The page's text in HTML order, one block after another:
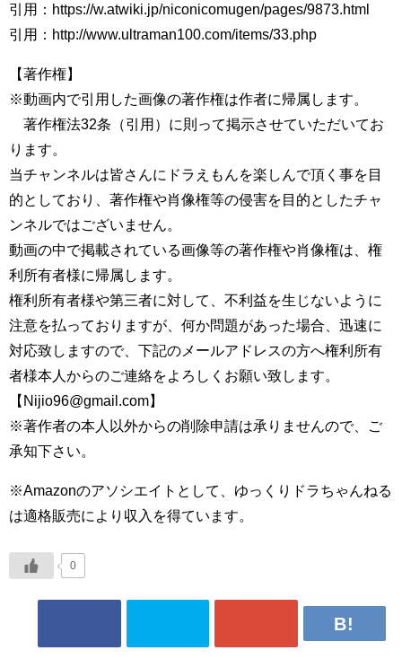
引用：https://w.atwiki.jp/niconicomugen/pages/9873.html
引用：http://www.ultraman100.com/items/33.php
【著作権】
※動画内で引用した画像の著作権は作者に帰属します。
著作権法32条（引用）に則って掲示させていただいてお
ります。
当チャンネルは皆さんにドラえもんを楽しんで頂く事を目
的としており、著作権や肖像権等の侵害を目的としたチャ
ンネルではございません。
動画の中で掲載されている画像等の著作権や肖像権は、権
利所有者様に帰属します。
権利所有者様や第三者に対して、不利益を生じないように
注意を払っておりますが、何か問題があった場合、迅速に
対応致しますので、下記のメールアドレスの方へ権利所有
者様本人からのご連絡をよろしくお願い致します。
【Nijio96@gmail.com】
※著作者の本人以外からの削除申請は承りませんので、ご
承知下さい。
※Amazonのアソシエイトとして、ゆっくりドラちゃんねる
は適格販売により収入を得ています。
0